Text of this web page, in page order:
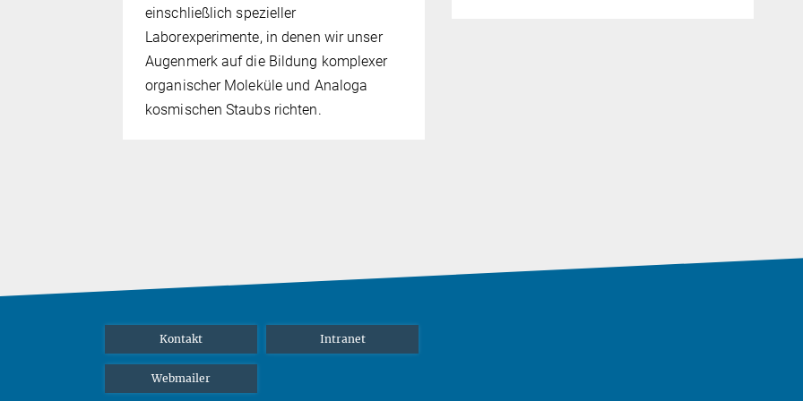
einschließlich spezieller
Laborexperimente, in denen wir unser
Augenmerk auf die Bildung komplexer
organischer Moleküle und Analoga
kosmischen Staubs richten.
Kontakt Intranet
Webmailer